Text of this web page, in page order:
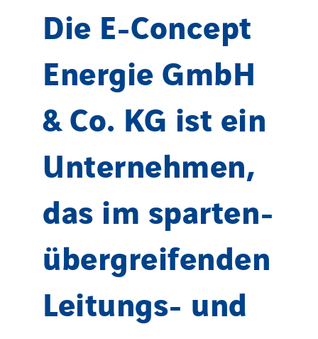
Die E-Concept
Energie GmbH
& Co. KG ist ein
Unternehmen,
das im sparten-
übergreifenden
Leitungs- und
Italy
Morocco
Netherlands
Nordic countries
Norway
Poland
Romania
Spain
Switzerland
United Kingdom